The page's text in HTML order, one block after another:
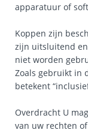
apparatuur of
Koppen zijn
zijn uitsluitend
niet worden
Zoals gebruikt in
betekent
Overdracht U
van uw rechten